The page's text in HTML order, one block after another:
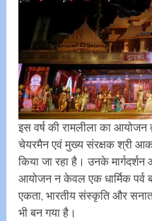
इस वर्ष की रामलीला का आयोजन
चेयरमैन एवं मुख्य संरक्षक श्री
किया जा रहा है। उनके
आयोजन न केवल एक धार्मिक पर्व
एकता, भारतीय संस्कृति और
भी बन गया है।